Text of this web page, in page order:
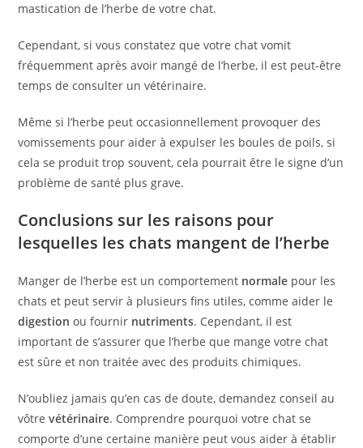
mastication de l’herbe de votre chat.
Cependant, si vous constatez que votre chat vomit
fréquemment après avoir mangé de l’herbe, il est peut-être
temps de consulter un vétérinaire.
Même si l’herbe peut occasionnellement provoquer des
vomissements pour aider à expulser les boules de poils, si
cela se produit trop souvent, cela pourrait être le signe d’un
problème de santé plus grave.
Conclusions sur les raisons pour
lesquelles les chats mangent de l’herbe
Manger de l’herbe est un comportement normale pour les
chats et peut servir à plusieurs fins utiles, comme aider le
digestion ou fournir nutriments. Cependant, il est
important de s’assurer que l’herbe que mange votre chat
est sûre et non traitée avec des produits chimiques.
N’oubliez jamais qu’en cas de doute, demandez conseil au
vôtrevétérinaire. Comprendre pourquoi votre chat se
comporte d’une certaine manière peut vous aider à établir